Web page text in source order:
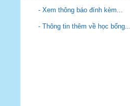
- Xem thông báo đính kèm...
- Thông tin thêm về học bổng...